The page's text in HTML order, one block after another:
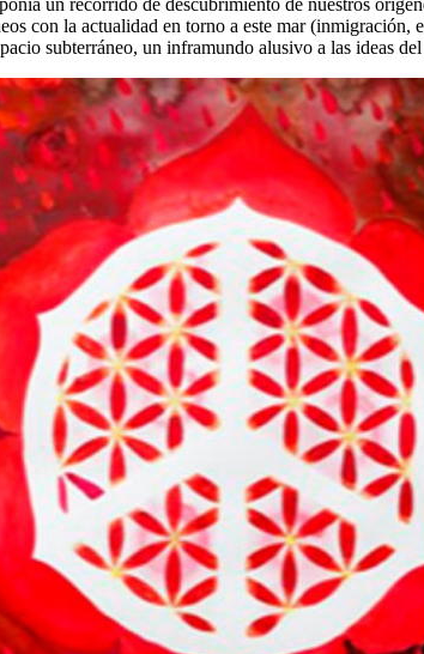
un recorrido de descubrimiento de nuestros
con la actualidad en torno a este mar
subterráneo, un inframundo alusivo a las ideas